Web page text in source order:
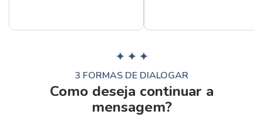
✦ ✦ ✦
3 FORMAS DE DIALOGAR
Como deseja continuar a
mensagem?